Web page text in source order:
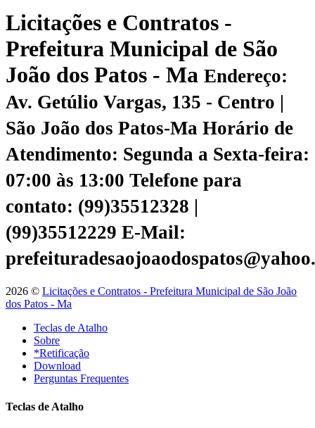
Licitações e Contratos -
Prefeitura Municipal de São
João dos Patos - Ma Endereço:
Av. Getúlio Vargas, 135 - Centro |
São João dos Patos-Ma Horário de
Atendimento: Segunda a Sexta-feira:
07:00 às 13:00 Telefone para
contato: (99)35512328 |
(99)35512229 E-Mail:
2026 © Licitações e Contratos - Prefeitura Municipal de São João
dos Patos - Ma
Teclas de Atalho
Sobre
*Retificação
Download
Perguntas Frequentes
Teclas de Atalho